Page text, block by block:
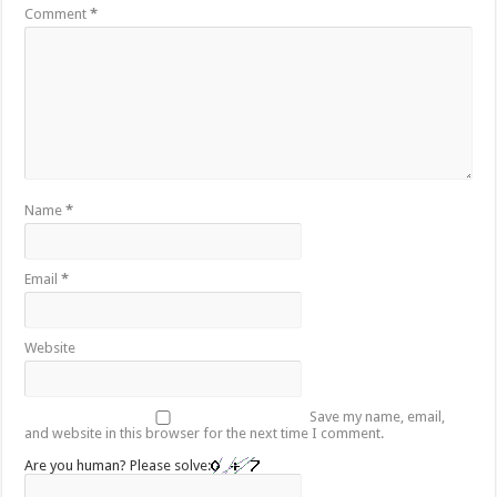
Comment*
Name*
Email*
Website
Save my name, email,
and website in this browser for the next time I comment.
Are you human? Please solve: